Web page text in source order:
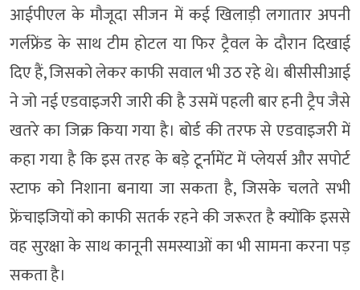
आईपीएल के मौजूदा सीजन में कई खिलाड़ी लगातार अपनी
गर्लफ्रेंड के साथ टीम होटल या फिर ट्रैवल के दौरान दिखाई
दिए हैं, जिसको लेकर काफी सवाल भी उठ रहे थे। बीसीसीआई
ने जो नई एडवाइजरी जारी की है उसमें पहली बार हनी ट्रैप जैसे
खतरे का जिक्र किया गया है। बोर्ड की तरफ से एडवाइजरी में
कहा गया है कि इस तरह के बड़े टूर्नामेंट में प्लेयर्स और सपोर्ट
स्टाफ को निशाना बनाया जा सकता है, जिसके चलते सभी
फ्रेंचाइजियों को काफी सतर्क रहने की जरूरत है क्योंकि इससे
वह सुरक्षा के साथ कानूनी समस्याओं का भी सामना करना पड़
सकता है।